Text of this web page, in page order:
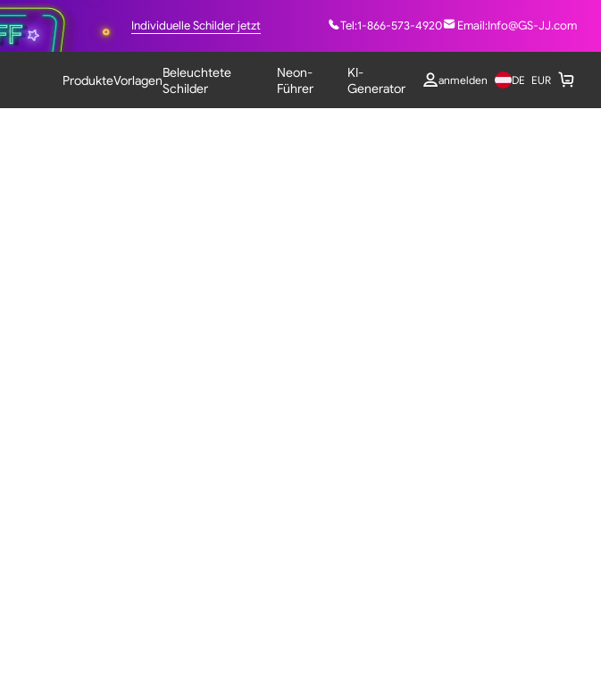
Tel:1-866-573-4920 Email:Info@GS-JJ.com
Individuelle Schilder jetzt
ProdukteVorlagenBeleuchtete
Schilder
Neon-
Führer
KI-
Generator
anmelden DE EUR